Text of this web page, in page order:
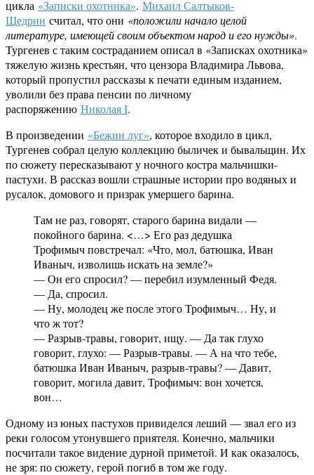
цикла «Записки охотника». Михаил Салтыков-
Щедрин считал, что они «положили начало целой
литературе, имеющей своим объектом народ и его нужды».
Тургенев с таким состраданием описал в «Записках охотника»
тяжелую жизнь крестьян, что цензора Владимира Львова,
который пропустил рассказы к печати единым изданием,
уволили без права пенсии по личному
распоряжению Николая I.
В произведении «Бежин луг», которое входило в цикл,
Тургенев собрал целую коллекцию быличек и бывальщин. Их
по сюжету пересказывают у ночного костра мальчишки-
пастухи. В рассказ вошли страшные истории про водяных и
русалок, домового и призрак умершего барина.
Там не раз, говорят, старого барина видали —
покойного барина. <…> Его раз дедушка
Трофимыч повстречал: «Что, мол, батюшка, Иван
Иваныч, изволишь искать на земле?»
— Он его спросил? — перебил изумленный Федя.
— Да, спросил.
— Ну, молодец же после этого Трофимыч… Ну, и
что ж тот?
— Разрыв-травы, говорит, ищу. — Да так глухо
говорит, глухо: — Разрыв-травы. — А на что тебе,
батюшка Иван Иваныч, разрыв-травы? — Давит,
говорит, могила давит, Трофимыч: вон хочется,
вон…
Одному из юных пастухов привиделся леший — звал его из
реки голосом утонувшего приятеля. Конечно, мальчики
посчитали такое видение дурной приметой. И как оказалось,
не зря: по сюжету, герой погиб в том же году.